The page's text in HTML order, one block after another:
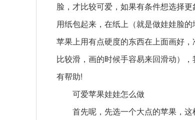
脸，才比较可爱，如果有条件想选择
用纸包起来，在纸上（就是做娃娃脸
苹果上用有点硬度的东西在上面画好
比较滑，画的时候手容易来回滑动）
有帮助!
可爱苹果娃娃怎么做
首先呢，先选一个大点的苹果，